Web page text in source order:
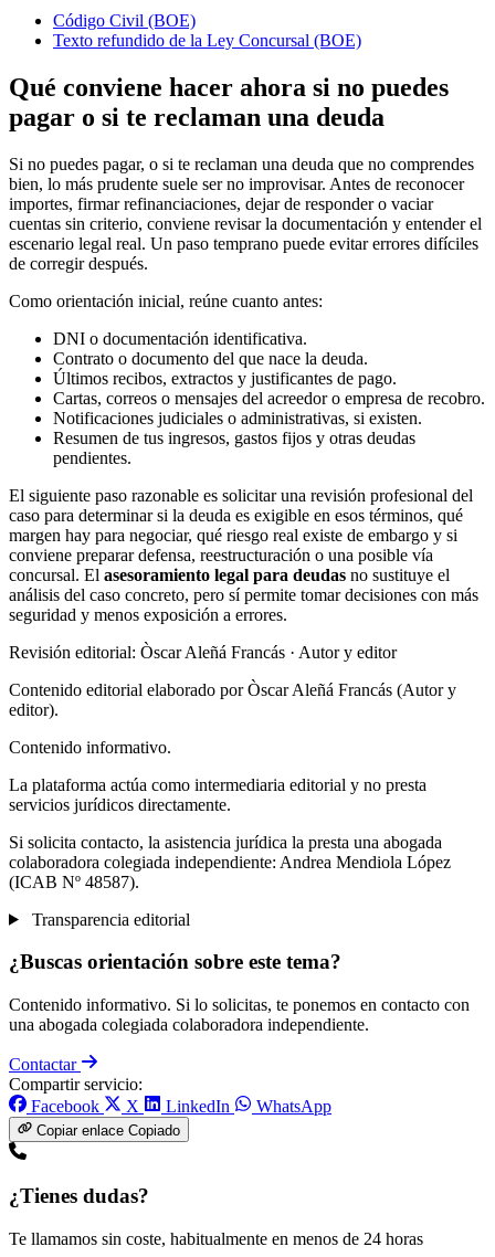
Código Civil (BOE)
Texto refundido de la Ley Concursal (BOE)
Qué conviene hacer ahora si no puedes
pagar o si te reclaman una deuda
Si no puedes pagar, o si te reclaman una deuda que no comprendes
bien, lo más prudente suele ser no improvisar. Antes de reconocer
importes, firmar refinanciaciones, dejar de responder o vaciar
cuentas sin criterio, conviene revisar la documentación y entender el
escenario legal real. Un paso temprano puede evitar errores difíciles
de corregir después.
Como orientación inicial, reúne cuanto antes:
DNI o documentación identificativa.
Contrato o documento del que nace la deuda.
Últimos recibos, extractos y justificantes de pago.
Cartas, correos o mensajes del acreedor o empresa de recobro.
Notificaciones judiciales o administrativas, si existen.
Resumen de tus ingresos, gastos fijos y otras deudas
pendientes.
El siguiente paso razonable es solicitar una revisión profesional del
caso para determinar si la deuda es exigible en esos términos, qué
margen hay para negociar, qué riesgo real existe de embargo y si
conviene preparar defensa, reestructuración o una posible vía
concursal. El asesoramiento legal para deudas no sustituye el
análisis del caso concreto, pero sí permite tomar decisiones con más
seguridad y menos exposición a errores.
Revisión editorial: Òscar Aleñá Francás · Autor y editor
Contenido editorial elaborado por Òscar Aleñá Francás (Autor y
editor).
Contenido informativo.
La plataforma actúa como intermediaria editorial y no presta
servicios jurídicos directamente.
Si solicita contacto, la asistencia jurídica la presta una abogada
colaboradora colegiada independiente: Andrea Mendiola López
(ICAB Nº 48587).
Transparencia editorial
¿Buscas orientación sobre este tema?
Contenido informativo. Si lo solicitas, te ponemos en contacto con
una abogada colegiada colaboradora independiente.
Contactar
Compartir servicio:
Facebook
X LinkedIn WhatsApp
Copiar enlace Copiado
¿Tienes dudas?
Te llamamos sin coste, habitualmente en menos de 24 horas